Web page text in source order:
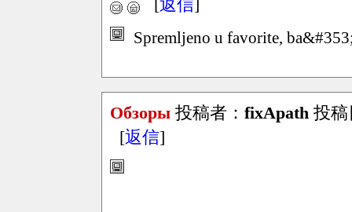
[返信]
Spremljeno u favorite,
Обзоры 投稿者： fixApath 投稿
[返信]